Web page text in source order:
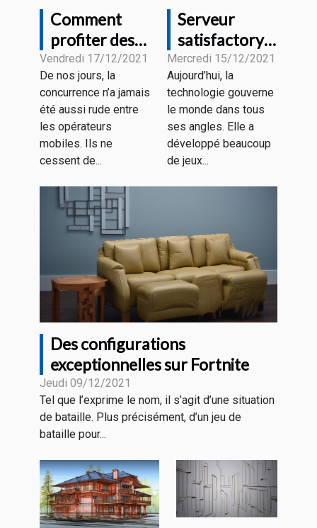
Comment
profiter des
forfaits
mobiles sans
engagement
?
Vendredi 17/12/2021
De nos jours, la
concurrence n’a jamais
été aussi rude entre
les opérateurs
mobiles. Ils ne
cessent de...
Serveur
satisfactory :
Que retenir ?
Mercredi 15/12/2021
Aujourd’hui, la
technologie gouverne
le monde dans tous
ses angles. Elle a
développé beaucoup
de jeux...
Des configurations
exceptionnelles sur Fortnite
Jeudi 09/12/2021
Tel que l’exprime le nom, il s’agit d’une situation
de bataille. Plus précisément, d’un jeu de
bataille pour...